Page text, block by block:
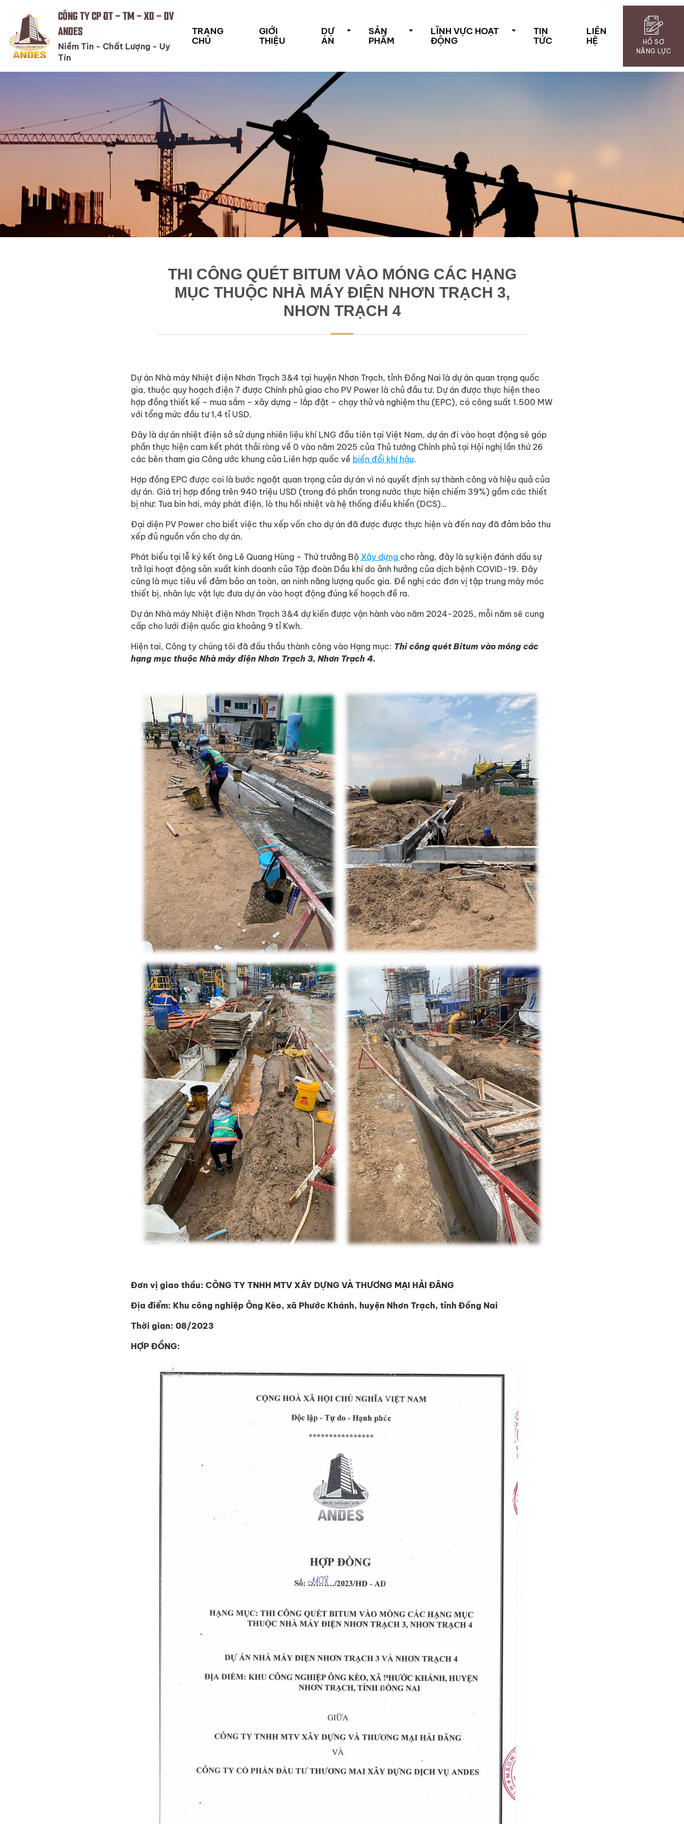
CÔNG TY CP ĐT - TM - XD - DV
ANDES
Niềm Tin - Chất Lượng - Uy
Tín
TRANG
CHỦ
GIỚI
THIỆU
DỰ
ÁN
SẢN
PHẨM
LĨNH VỰC HOẠT
ĐỘNG
TIN
TỨC
LIÊN
HỆ
HỒ SƠ
NĂNG LỰC
THI CÔNG QUÉT BITUM VÀO MÓNG CÁC HẠNG
MỤC THUỘC NHÀ MÁY ĐIỆN NHƠN TRẠCH 3,
NHƠN TRẠCH 4
Dự án Nhà máy Nhiệt điện Nhơn Trạch 3&4 tại huyện Nhơn Trạch, tỉnh Đồng Nai là dự án quan trọng quốc
gia, thuộc quy hoạch điện 7 được Chính phủ giao cho PV Power là chủ đầu tư. Dự án được thực hiện theo
hợp đồng thiết kế – mua sắm – xây dựng – lắp đặt – chạy thử và nghiệm thu (EPC), có công suất 1.500 MW
với tổng mức đầu tư 1,4 tỉ USD.
Đây là dự án nhiệt điện sở sử dụng nhiên liệu khí LNG đầu tiên tại Việt Nam, dự án đi vào hoạt động sẽ góp
phần thực hiện cam kết phát thải ròng về 0 vào năm 2025 của Thủ tướng Chính phủ tại Hội nghị lần thứ 26
các bên tham gia Công ước khung của Liên hợp quốc về biến đổi khí hậu.
Hợp đồng EPC được coi là bước ngoặt quan trọng của dự án vì nó quyết định sự thành công và hiệu quả của
dự án. Giá trị hợp đồng trên 940 triệu USD (trong đó phần trong nước thực hiện chiếm 39%) gồm các thiết
bị như: Tua bin hơi, máy phát điện, lò thu hồi nhiệt và hệ thống điều khiển (DCS)…
Đại diện PV Power cho biết việc thu xếp vốn cho dự án đã được được thực hiện và đến nay đã đảm bảo thu
xếp đủ nguồn vốn cho dự án.
Phát biểu tại lễ ký kết ông Lê Quang Hùng – Thứ trưởng Bộ Xây dựng cho rằng, đây là sự kiện đánh dấu sự
trở lại hoạt động sản xuất kinh doanh của Tập đoàn Dầu khí do ảnh hưởng của dịch bệnh COVID-19. Đây
cũng là mục tiêu về đảm bảo an toàn, an ninh năng lượng quốc gia. Đề nghị các đơn vị tập trung máy móc
thiết bị, nhân lực vật lực đưa dự án vào hoạt động đúng kế hoạch đề ra.
Dự án Nhà máy Nhiệt điện Nhơn Trạch 3&4 dự kiến được vận hành vào năm 2024-2025, mỗi năm sẽ cung
cấp cho lưới điện quốc gia khoảng 9 tỉ Kwh.
Hiện tai, Công ty chúng tôi đã đấu thầu thành công vào Hạng mục: Thi công quét Bitum vào móng các
hạng mục thuộc Nhà máy điện Nhơn Trạch 3, Nhơn Trạch 4.
Đơn vị giao thầu: CÔNG TY TNHH MTV XÂY DỰNG VÀ THƯƠNG MẠI HẢI ĐĂNG
Địa điểm: Khu công nghiệp Ông Kèo, xã Phước Khánh, huyện Nhơn Trạch, tỉnh Đồng Nai
Thời gian: 08/2023
HỢP ĐỒNG: